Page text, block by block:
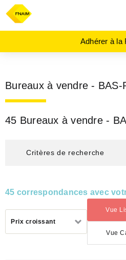
Adhérer à la
Bureaux à vendre - BAS-
45 Bureaux à vendre -
Critères de recherche
45 correspondances avec
Prix croissant
Vue
(activé)
Vue